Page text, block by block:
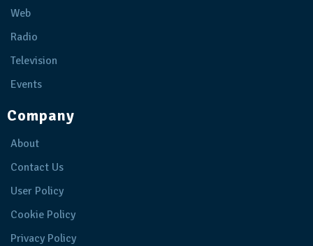
Web
Radio
Television
Events
Company
About
Contact Us
User Policy
Cookie Policy
Privacy Policy